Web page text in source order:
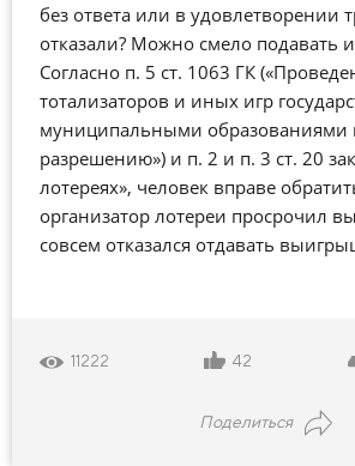
без ответа или в удовлетворении
отказали? Можно смело подавать
Согласно п. 5 ст. 1063 ГК
тотализаторов и иных игр
муниципальными образованиями
разрешению») и п. 2 и п. 3 ст. 20
лотереях», человек вправе
организатор лотереи просрочил
совсем отказался отдавать
11222 42
Поделиться